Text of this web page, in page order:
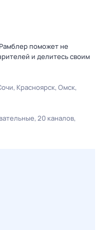
поможет не
и делитесь своим
Красноярск Омск
20 каналов